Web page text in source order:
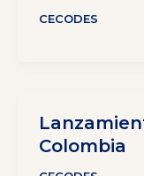
CECODES
Colombia